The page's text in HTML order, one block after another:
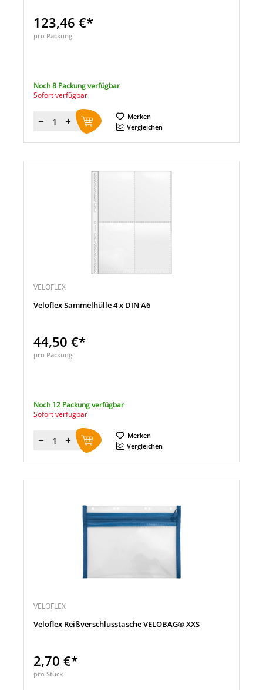
123,46 €*
pro Packung
Noch 8 Packung verfügbar
Sofort verfügbar
Menge
Merken
Vergleichen
VELOFLEX
Veloflex Sammelhülle 4 x DIN A6
44,50 €*
pro Packung
Noch 12 Packung verfügbar
Sofort verfügbar
Menge
Merken
Vergleichen
VELOFLEX
Veloflex Reißverschlusstasche VELOBAG® XXS
2,70 €*
pro Stück